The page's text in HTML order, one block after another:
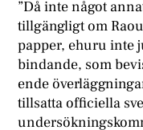
”Då inte något
tillgängligt om
papper, ehuru inte
bindande, som
ende
tillsatta officiella